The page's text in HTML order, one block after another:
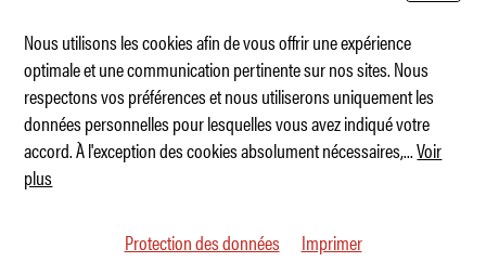
La première GTI à l'énergie électrique
Nous utilisons les cookies afin de vous offrir une expérience
optimale et une communication pertinente sur nos sites. Nous
respectons vos préférences et nous utiliserons uniquement les
données personnelles pour lesquelles vous avez indiqué votre
accord. À l'exception des cookies absolument nécessaires,...Voir
plus
Protection des données Imprimer